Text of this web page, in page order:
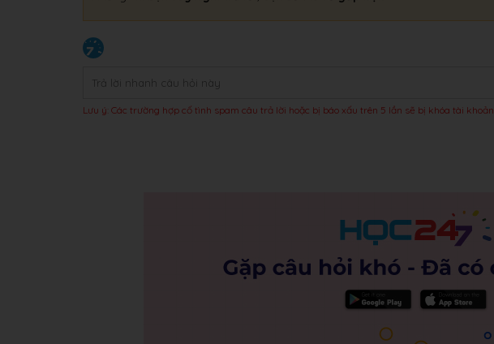
Lưu ý: Các trường hợp cố tình spam câu trả lời hoặc bị báo xấu trên 5 lần sẽ bị khóa tài khoản